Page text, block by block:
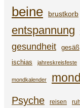
beine brustkorb
entspannung
gesundheit gesäß
ischias jahreskreisfeste
mondkalender
Psyche reisen